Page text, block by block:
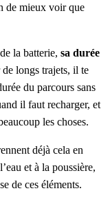
de mieux voir que
la batterie, sa durée
longs trajets, il te
du parcours sans
il faut recharger, et
les choses.
déjà cela en
et à la poussière,
de ces éléments.